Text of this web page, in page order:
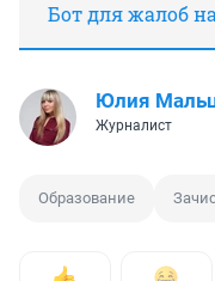
Бот для жалоб
Юлия
Журналист
Образование